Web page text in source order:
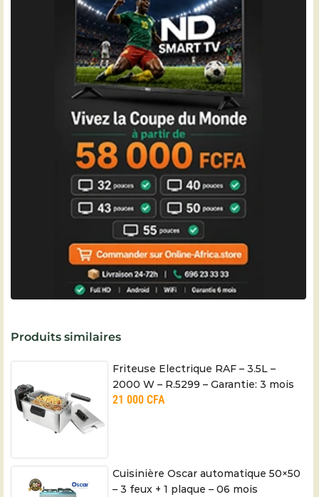
Produits similaires
Friteuse Electrique RAF – 3.5L –
2000 W – R.5299 – Garantie: 3 mois
21 000 CFA
Cuisinière Oscar automatique 50×50
– 3 feux + 1 plaque – 06 mois